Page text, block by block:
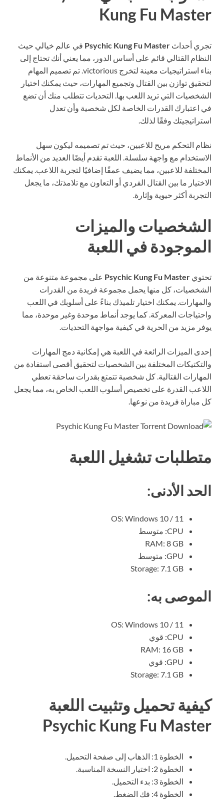
Kung Fu Master
تجري أحداثPsychic Kung Fu Masterفي عالم خيالي حيث
النظام القتالي قائم على أساس الدور، مما يعني أنك تحتاج إلى
بناء استراتيجيات معينة لتخرج victorious. تم تصميم المهام
لتحقيق توازن بين القتال وتجميع المهارات، حيث يمكنك اختيار
الشخصيات التي تريد اللعب بها. التحديات تتطلب منك أن تضع
في اعتبارك القدرات الخاصة لكل شخصية وأن تعدل
استراتيجيتك وفقًا لذلك.
نظام التحكم مريح للاعبين، حيث تم تصميمه ليكون سهل
الاستخدام مع واجهة سلسلة. اللعبة تقدم أيضًا العديد من الأنماط
المختلفة للاعبين، مما يضيف عمقًا إضافيًا لتجربة اللاعب. يمكنك
الاختيار ما بين القتال الفردي أو التعاون مع تلامذتك، ما يجعل
التجربة أكثر حيوية وإثارة.
الشخصيات والميزات
الموجودة في اللعبة
تحتويPsychic Kung Fu Masterعلى مجموعة متنوعة من
الشخصيات، كل منها يحمل مجموعة فريدة من القدرات
والمهارات. يمكنك اختيار تلميذك بناءً على أسلوبك في اللعب
واحتياجات المعركة. كما يوجد أنماط موحدة وغير موحدة، مما
يوفر مزيد من الحرية في كيفية مواجهة التحديات.
إحدى الميزات الرائعة في اللعبة هي إمكانية دمج المهارات
والتكتيكات المختلفة بين الشخصيات لتحقيق أقصى استفادة من
المهارات القتالية. كل شخصية تتمتع بقدرات ساحقة تعطي
اللاعب القدرة على تخصيص أسلوب اللعب الخاص به، مما يجعل
كل مباراة فريدة من نوعها.
متطلبات تشغيل اللعبة
الحد الأدنى:
OS: Windows 10 / 11
CPU: متوسط
RAM: 8 GB
GPU: متوسط
Storage: 7.1 GB
الموصى به:
OS: Windows 10 / 11
CPU: قوي
RAM: 16 GB
GPU: قوي
Storage: 7.1 GB
كيفية تحميل وتثبيت اللعبة
Psychic Kung Fu Master
الخطوة 1: الذهاب إلى صفحة التحميل.
الخطوة 2: اختيار النسخة المناسبة.
الخطوة 3: بدء التحميل.
الخطوة 4: فك الضغط.